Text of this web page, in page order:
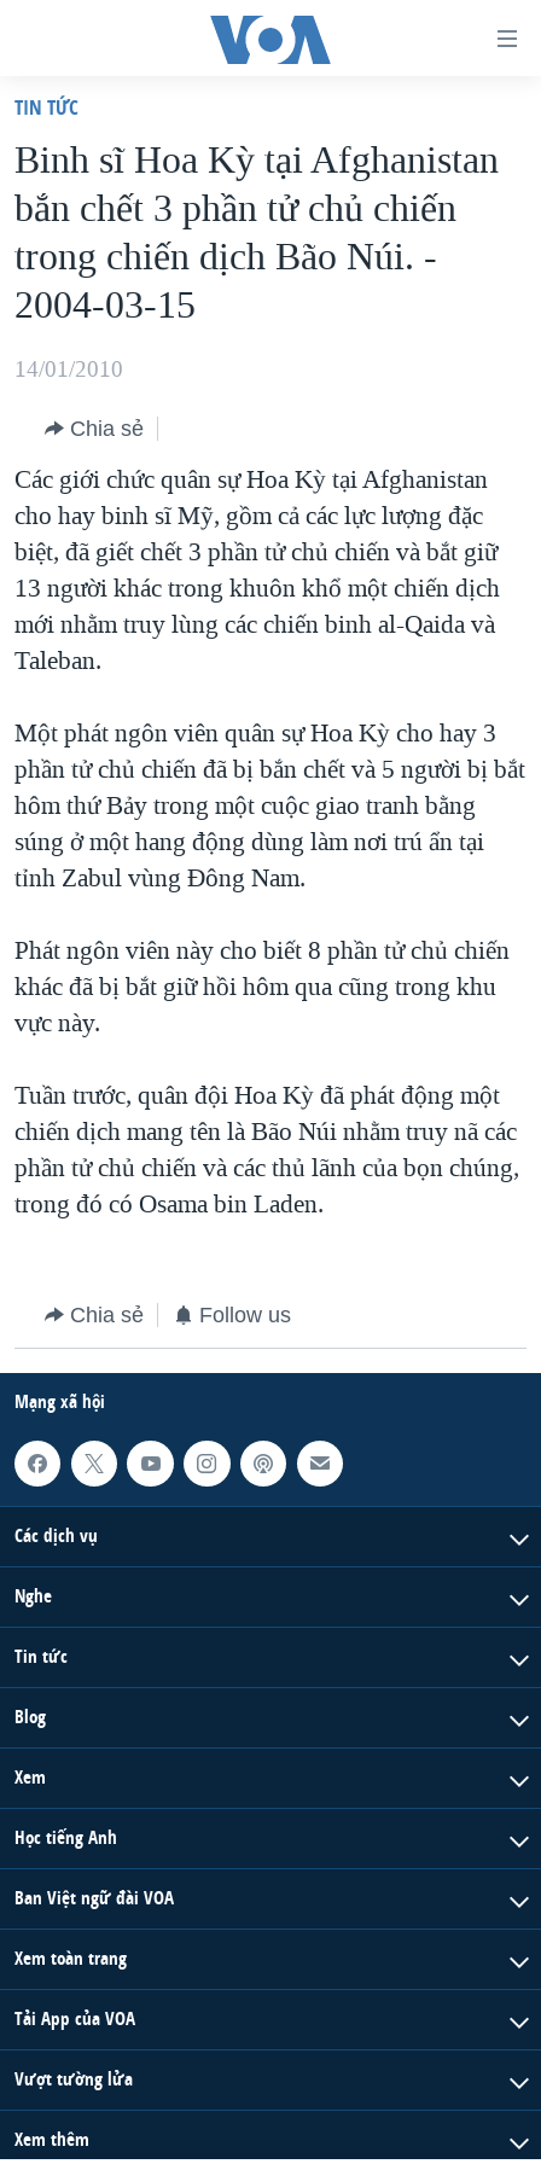
truy
cập
Tới
nội
chính
Tới
hướng
chính
tới
"Tìm"
VIỆT NAM
HOA KỲ
BIỂN ĐÔNG
THẾ GIỚI
MỤC
TỰ DO BÁO CHÍ
VẠCH TRẦN TIN GIẢ
NGƯỜI VIỆT HẢI NGOẠI
ĐỜI SỐNG
KINH TẾ
SỨC KHOẺ
VĂN HOÁ
GIÁO DỤC
CHUYÊN ĐỀ
CHIẾN TRANH THƯƠNG MẠI CỦA MỸ: QUÁ KHỨ VÀ HIỆN
TẠI
HÀNH TRÌNH BẦU CỬ 2024
MỘT NĂM CHIẾN TRANH TẠI DẢI GAZA
NGÀY TỊ NẠN THẾ GIỚI
TRỊNH VĨNH BÌNH - NGƯỜI HẠ 'BÊN THẮNG CUỘC'
GROUND ZERO – XƯA VÀ NAY
CHI PHÍ CHIẾN TRANH AFGHANISTAN
CÁC GIÁ TRỊ CỘNG HÒA Ở VIỆT NAM
THƯỢNG ĐỈNH TRUMP-KIM TẠI VIỆT NAM
TRỊNH VĨNH BÌNH VS. CHÍNH PHỦ VIỆT NAM
NGƯ DÂN VIỆT VÀ LÀN SÓNG TRỘM HẢI SÂM
QUAN HỆ VIỆT MỸ
HỌC TIẾNG ANH
VIDEO
NGHE
MẠNG XÃ HỘI
Ngôn ngữ khác
TIN TỨC
Binh sĩ Hoa Kỳ tại Afghanistan
bắn chết 3 phần tử chủ chiến
trong chiến dịch Bão Núi. -
2004-03-15
14/01/2010
Chia sẻ
Các giới chức quân sự Hoa Kỳ tại Afghanistan
cho hay binh sĩ Mỹ, gồm cả các lực lượng đặc
biệt, đã giết chết 3 phần tử chủ chiến và bắt giữ
13 người khác trong khuôn khổ một chiến dịch
mới nhằm truy lùng các chiến binh al-Qaida và
Taleban.
Một phát ngôn viên quân sự Hoa Kỳ cho hay 3
phần tử chủ chiến đã bị bắn chết và 5 người bị bắt
hôm thứ Bảy trong một cuộc giao tranh bằng
súng ở một hang động dùng làm nơi trú ẩn tại
tỉnh Zabul vùng Ðông Nam.
Phát ngôn viên này cho biết 8 phần tử chủ chiến
khác đã bị bắt giữ hồi hôm qua cũng trong khu
vực này.
Tuần trước, quân đội Hoa Kỳ đã phát động một
chiến dịch mang tên là Bão Núi nhằm truy nã các
phần tử chủ chiến và các thủ lãnh của bọn chúng,
trong đó có Osama bin Laden.
Chia sẻ Follow us
Mạng xã hội
Các dịch vụ
Nghe
Tin tức
Blog
Xem
Học tiếng Anh
Ban Việt ngữ đài VOA
Xem toàn trang
Tải App của VOA
Vượt tường lửa
Xem thêm